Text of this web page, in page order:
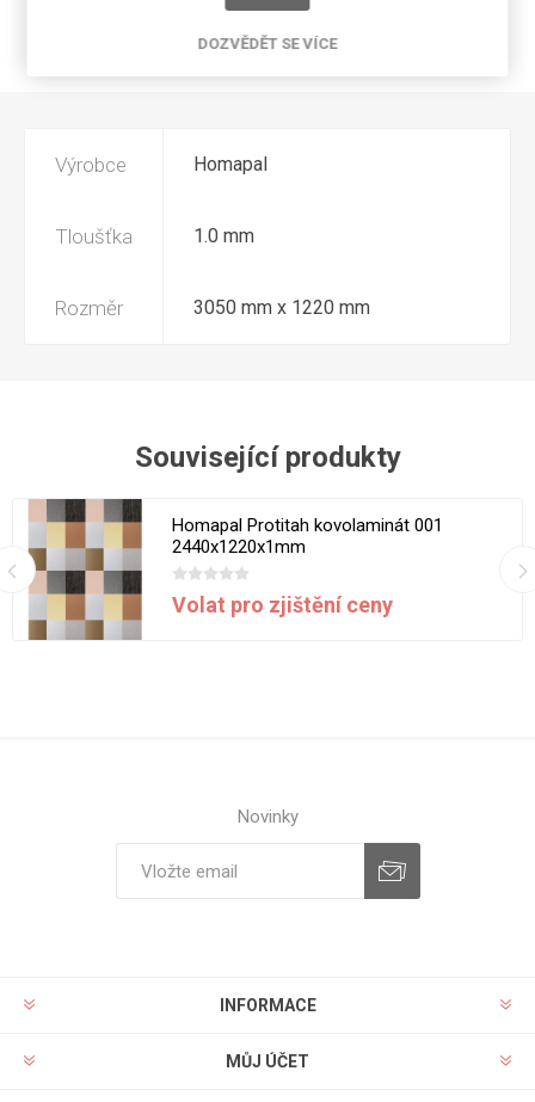
Výrobce Homapal
Tloušťka 1.0 mm
Rozměr 3050 mm x 1220 mm
Související produkty
Homapal Protitah kovolaminát 001
2440x1220x1mm
Volat pro zjištění ceny
Novinky
INFORMACE
MŮJ ÚČET
DOZVĚDĚT SE VÍCE